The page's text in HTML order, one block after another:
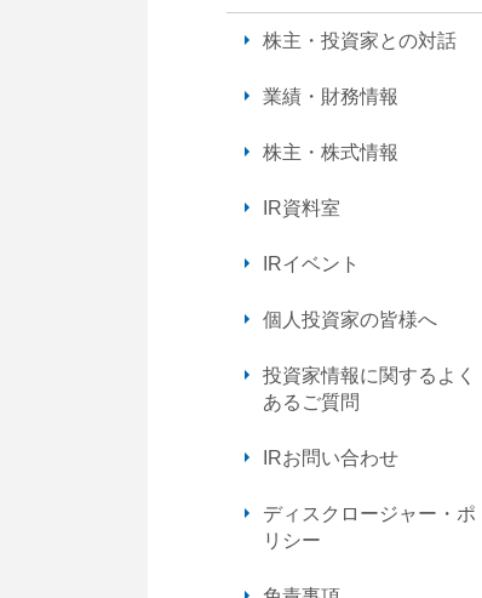
株主・投資家との対話
業績・財務情報
株主・株式情報
IR資料室
IRイベント
個人投資家の皆様へ
投資家情報に関するよく
あるご質問
IRお問い合わせ
ディスクロージャー・ポ
リシー